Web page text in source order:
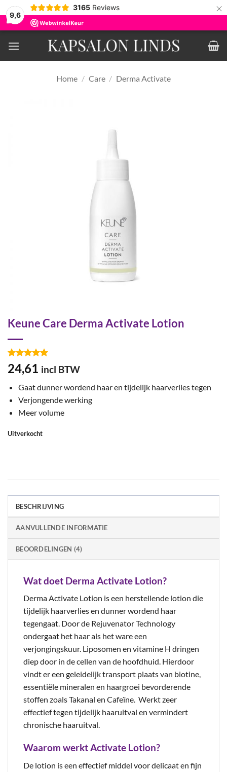
9,6
3165 Reviews ×
naar
inhoud
Home / Care / Derma Activate
Keune Care Derma Activate Lotion
Gewaardeerd
5op 5
op
4
klant
waarderingen
24,61 incl BTW
Gaat dunner wordend haar en tijdelijk haarverlies tegen
Verjongende werking
Meer volume
Uitverkocht
BESCHRIJVING
AANVULLENDE INFORMATIE
BEOORDELINGEN (4)
Wat doet Derma Activate Lotion?
Derma Activate Lotion is een herstellende lotion die
tijdelijk haarverlies en dunner wordend haar
tegengaat. Door de Rejuvenator Technology
ondergaat het haar als het ware een
verjongingskuur. Liposomen en vitamine H dringen
diep door in de cellen van de hoofdhuid. Hierdoor
vindt er een geleidelijk transport plaats van biotine,
essentiële mineralen en haargroei bevorderende
stoffen zoals Takanal en Cafeïne. Werkt zeer
effectief tegen tijdelijk haaruitval en vermindert
chronische haaruitval.
Waarom werkt Activate Lotion?
De lotion is een effectief middel voor delicaat en fijn